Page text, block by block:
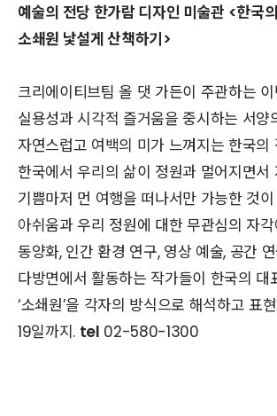
예술의 전당 한가람 디자인 미술관 <한국
소쇄원 낯설게 산책하기>
크리에이티브팀 올 댓 가든이 주관하는
실용성과 시각적 즐거움을 중시하는 서양
자연스럽고 여백의 미가 느껴지는 한국의
한국에서 우리의 삶이 정원과 멀어지면서
기쁨마저 먼 여행을 떠나서만 가능한 것
아쉬움과 우리 정원에 대한 무관심의 자
동양화, 인간 환경 연구, 영상 예술, 공간
다방면에서 활동하는 작가들이 한국의 대
‘소쇄원’을 각자의 방식으로 해석하고 표
19일까지. tel 02-580-1300